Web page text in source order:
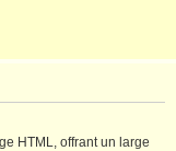
HTML, offrant un large